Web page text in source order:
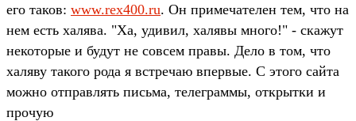
его таков: www.rex400.ru. Он примечателен тем, что на
нем есть халява. "Ха, удивил, халявы много!" - скажут
некоторые и будут не совсем правы. Дело в том, что
халяву такого рода я встречаю впервые. С этого сайта
можно отправлять письма, телеграммы, открытки и
прочую